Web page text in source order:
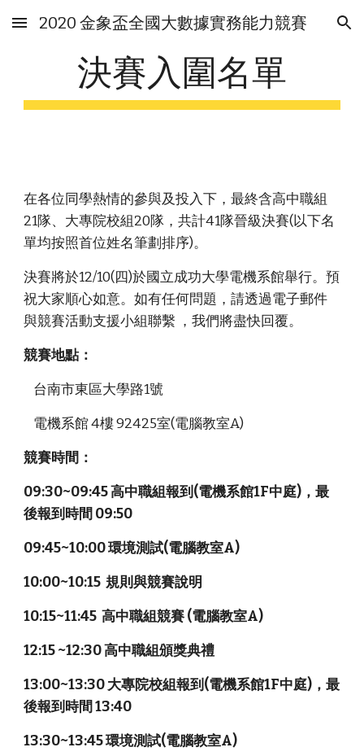
Skip to main content Skip to navigation
2020 金象盃全國大數據實務能力競賽
決賽入圍名單
在各位同學熱情的參與及投入下，最終含高中職組
21隊、大專院校組20隊，共計41隊晉級決賽(以下名
單均按照首位姓名筆劃排序)。
決賽將於12/10(四)於國立成功大學電機系館舉行。預
祝大家順心如意。如有任何問題，請透過電子郵件
與競賽活動支援小組聯繫 ，我們將盡快回覆。
競賽地點：
    台南市東區大學路1號
    電機系館 4樓 92425室(電腦教室A)
競賽時間：
09:30~09:45 高中職組報到(電機系館1F中庭)，最
後報到時間 09:50
09:45~10:00 環境測試(電腦教室A)
10:00~10:15  規則與競賽說明
10:15~11:45  高中職組競賽 (電腦教室A)
12:15 ~12:30 高中職組頒獎典禮
13:00~13:30 大專院校組報到(電機系館1F中庭)，最
後報到時間 13:40
13:30~13:45 環境測試(電腦教室A)